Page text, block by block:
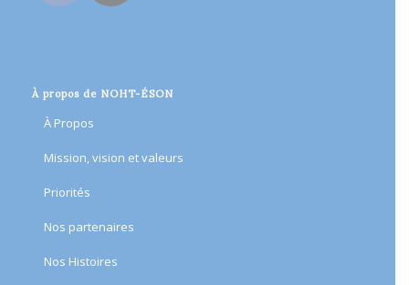
À propos de NOHT-ÉSON
À Propos
Mission, vision et valeurs
Priorités
Nos partenaires
Nos Histoires